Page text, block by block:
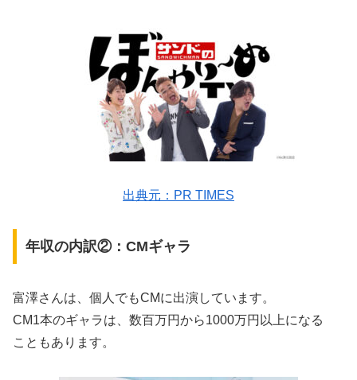
出典元：PR TIMES
年収の内訳②：CMギャラ
富澤さんは、個人でもCMに出演しています。
CM1本のギャラは、数百万円から1000万円以上になる
こともあります。